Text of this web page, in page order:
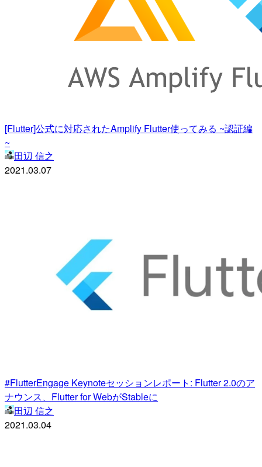
[Flutter]公式に対応されたAmplify Flutter使ってみる ~認証編
~
田辺 信之
2021.03.07
#FlutterEngage Keynoteセッションレポート: Flutter 2.0のア
ナウンス、Flutter for WebがStableに
田辺 信之
2021.03.04